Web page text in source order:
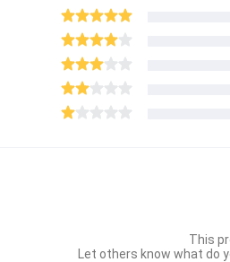
This
Let others know what do